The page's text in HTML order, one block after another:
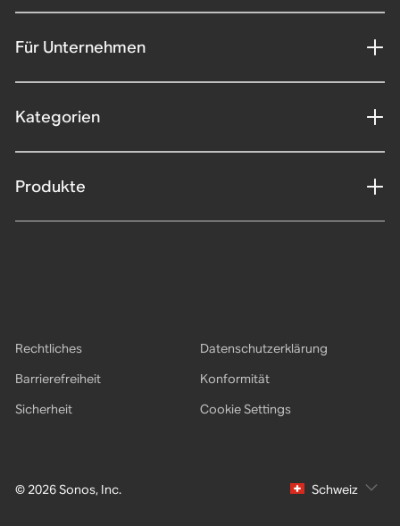
Für Unternehmen
Kategorien
Produkte
© 2026 Sonos, Inc.
Rechtliches
Datenschutzerklärung
Barrierefreiheit
Konformität
Sicherheit
Cookie Settings
Schweiz